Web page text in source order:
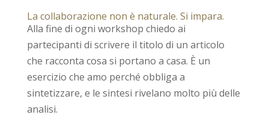
La collaborazione non è naturale. Si impara.
Alla fine di ogni workshop chiedo ai
partecipanti di scrivere il titolo di un articolo
che racconta cosa si portano a casa. È un
esercizio che amo perché obbliga a
sintetizzare, e le sintesi rivelano molto più delle
analisi.